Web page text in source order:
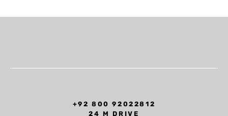
+92 800 92022812
24 M DRIVE